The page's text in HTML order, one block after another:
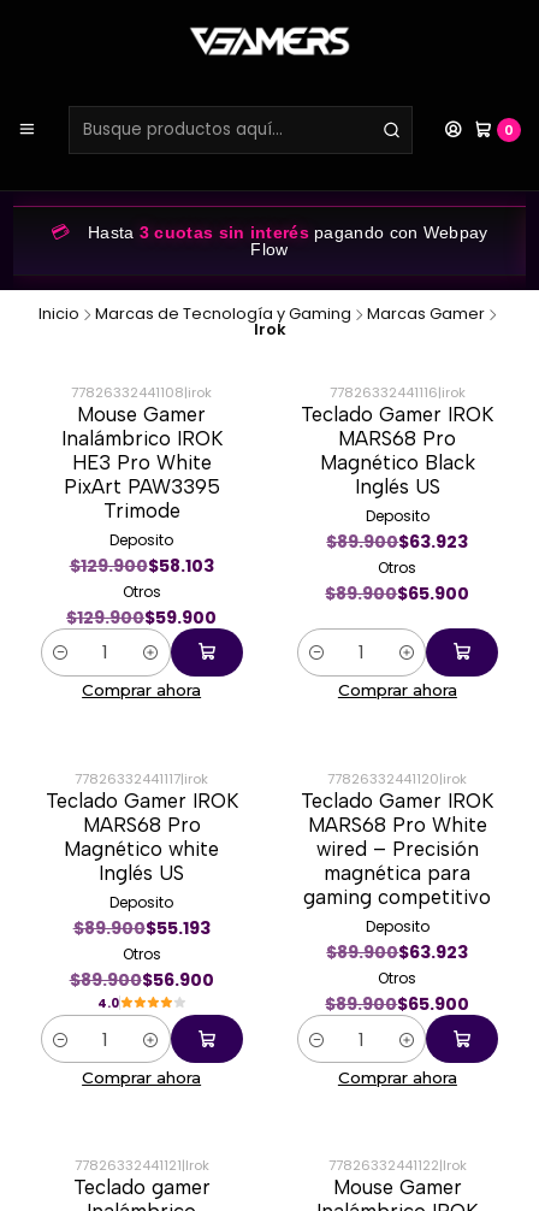
0
💳 Hasta 3 cuotas sin interéspagando con Webpay
Flow
Inicio Marcas de Tecnología y Gaming Marcas Gamer
Irok
-54%
77826332441108|irok
Mouse Gamer
Inalámbrico IROK
HE3 Pro White
PixArt PAW3395
Trimode
Deposito
$129.900$58.103
Otros
$129.900$59.900
Cantidad
Comprar ahora
-27%
77826332441116|irok
Teclado Gamer IROK
MARS68 Pro
Magnético Black
Inglés US
Deposito
$89.900$63.923
Otros
$89.900$65.900
Cantidad
Comprar ahora
-37%
77826332441117|irok
Teclado Gamer IROK
MARS68 Pro
Magnético white
Inglés US
Deposito
$89.900$55.193
Otros
$89.900$56.900
4.0
Cantidad
Comprar ahora
-27%
77826332441120|irok
Teclado Gamer IROK
MARS68 Pro White
wired – Precisión
magnética para
gaming competitivo
Deposito
$89.900$63.923
Otros
$89.900$65.900
Cantidad
Comprar ahora
-37%
77826332441121|Irok
Teclado gamer
-40%
77826332441122|Irok
Mouse Gamer